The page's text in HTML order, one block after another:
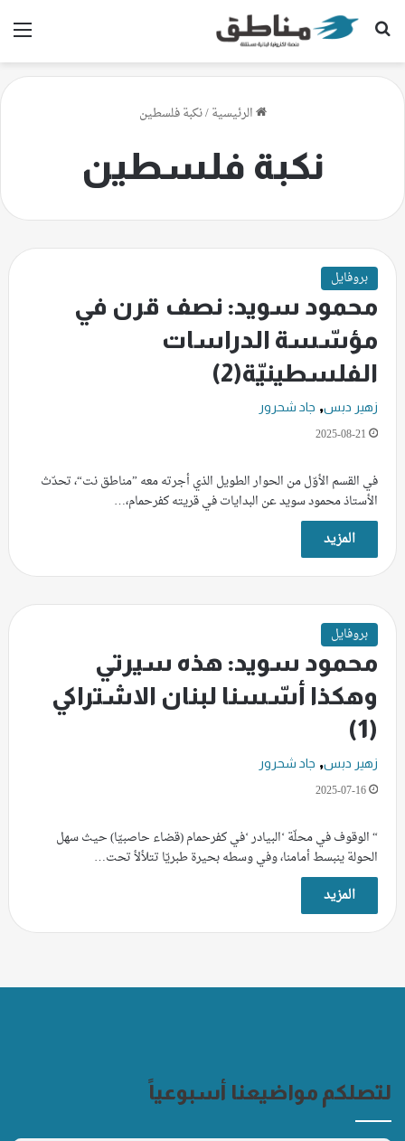
بحث عن
الرئيسية/نكبة فلسطين
نكبة فلسطين
بروفايل
محمود سويد: نصف قرن في
مؤسّسة الدراسات
الفلسطينيّة(2)
زهير دبس, جاد شحرور
2025-08-21
في القسم الأوّل من الحوار الطويل الذي أجرته معه ”مناطق نت“، تحدّث
الأستاذ محمود سويد عن البدايات في قريته كفرحمام،…
المزيد
بروفايل
محمود سويد: هذه سيرتي
وهكذا أسّسنا لبنان الاشتراكي
(1)
زهير دبس, جاد شحرور
2025-07-16
“ الوقوف في محلّة ‘البيادر ‘في كفرحمام (قضاء حاصبيّا) حيث سهل
الحولة ينبسط أمامنا، وفي وسطه بحيرة طبريّا تتلألأ تحت…
المزيد
لتصلكم مواضيعنا أسبوعياً